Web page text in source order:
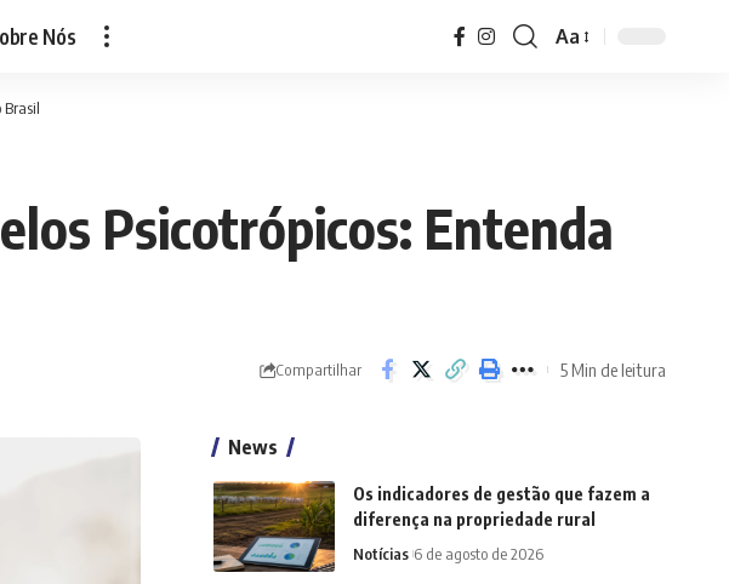
Nós
Font
Aa
Brasil
Psicotrópicos: Entenda
Compartilhar 5 Min de leitura
News
Os indicadores de gestão que fazem a
diferença na propriedade rural
Notícias 6 de agosto de 2026